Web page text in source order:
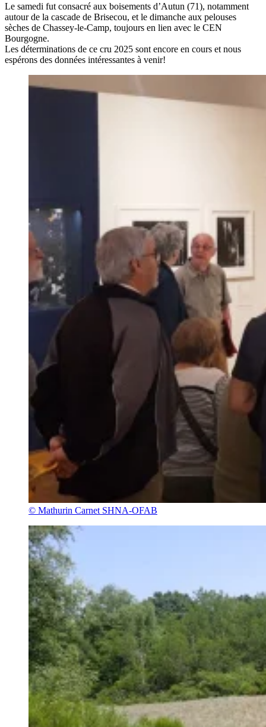
Le samedi fut consacré aux boisements d’Autun (71), notamment
autour de la cascade de Brisecou, et le dimanche aux pelouses
sèches de Chassey-le-Camp, toujours en lien avec le CEN
Bourgogne.
Les déterminations de ce cru 2025 sont encore en cours et nous
espérons des données intéressantes à venir!
© Mathurin Carnet SHNA-OFAB